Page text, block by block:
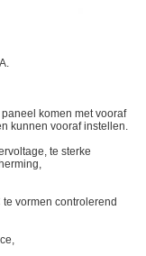
komen met vooraf
kunnen vooraf instellen.
te sterke
vormen controlerend